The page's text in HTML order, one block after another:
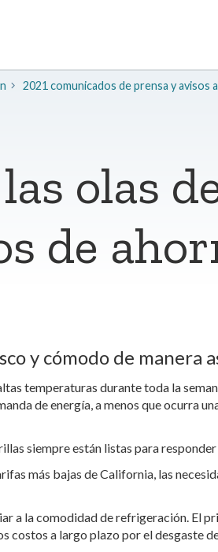
2021 comunicados de prensa y avisos
olas
de
y cómodo de manera
temperaturas durante toda la
de energía, a menos que ocurra
siempre están listas para
más bajas de California, las
a la comodidad de refrigeración. El
costos a largo plazo por el desgaste